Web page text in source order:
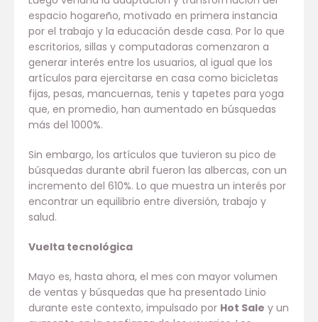
espacio hogareño, motivado en primera instancia
por el trabajo y la educación desde casa. Por lo que
escritorios, sillas y computadoras comenzaron a
generar interés entre los usuarios, al igual que los
artículos para ejercitarse en casa como bicicletas
fijas, pesas, mancuernas, tenis y tapetes para yoga
que, en promedio, han aumentado en búsquedas
más del 1000%.
Sin embargo, los artículos que tuvieron su pico de
búsquedas durante abril fueron las albercas, con un
incremento del 610%. Lo que muestra un interés por
encontrar un equilibrio entre diversión, trabajo y
salud.
Vuelta tecnológica
Mayo es, hasta ahora, el mes con mayor volumen
de ventas y búsquedas que ha presentado Linio
durante este contexto, impulsado por Hot Sale y un